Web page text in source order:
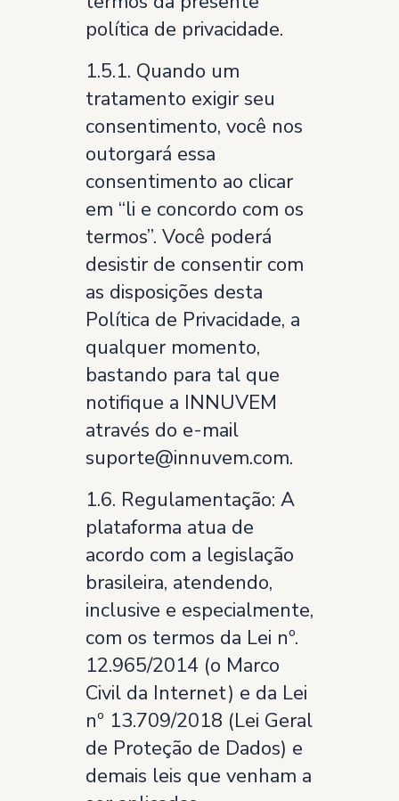
política de privacidade.
1.5.1. Quando um
tratamento exigir seu
consentimento, você nos
outorgará essa
consentimento ao clicar
em “li e concordo com os
termos”. Você poderá
desistir de consentir com
as disposições desta
Política de Privacidade, a
qualquer momento,
bastando para tal que
notifique a INNUVEM
através do e-mail
suporte@innuvem.com.
1.6. Regulamentação: A
plataforma atua de
acordo com a legislação
brasileira, atendendo,
inclusive e especialmente,
com os termos da Lei nº.
12.965/2014 (o Marco
Civil da Internet) e da Lei
nº 13.709/2018 (Lei Geral
de Proteção de Dados) e
demais leis que venham a